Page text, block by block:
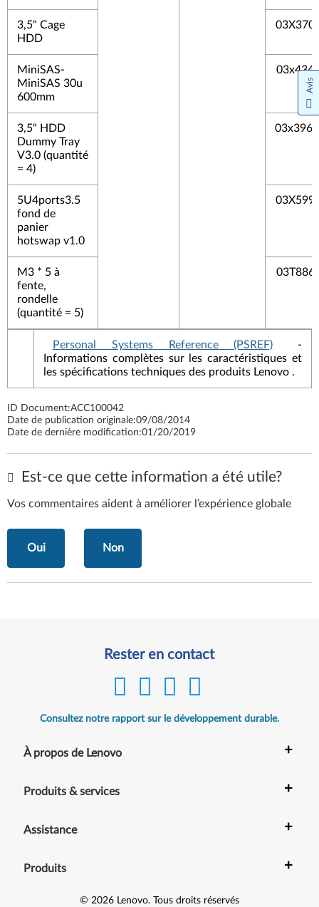
3,5" Cage
HDD
MiniSAS-
MiniSAS 30u
600mm
3,5" HDD
Dummy Tray
V3.0 (quantité
= 4)
5U4ports3.5
fond de
panier
hotswap v1.0
M3 * 5 à
fente,
rondelle
(quantité = 5)
Personal Systems Reference (PSREF)
-
Informations complètes sur les caractéristiques et
les spécifications techniques des produits Lenovo .
ID Document:ACC100042
Date de publication originale:09/08/2014
Date de dernière modification:01/20/2019
Est-ce que cette information a été utile?
Vos commentaires aident à améliorer l’expérience globale
Oui Non
Rester en contact
Consultez notre rapport sur le développement durable.
À propos de Lenovo +
Produits & services +
Assistance +
Produits +
© 2026 Lenovo. Tous droits réservés
Avis